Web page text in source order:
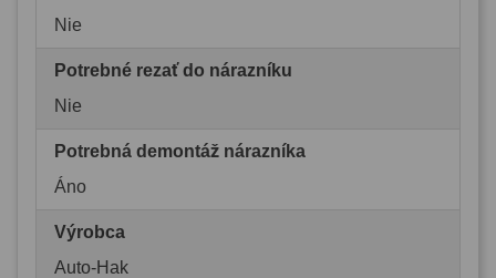
Nie
Potrebné rezať do nárazníku
Nie
Potrebná demontáž nárazníka
Áno
Výrobca
Auto-Hak